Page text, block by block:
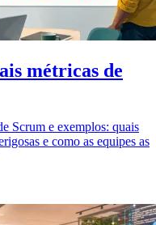
métricas de
Scrum e exemplos: quais
e como as equipes as